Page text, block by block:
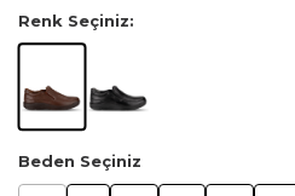
Renk Seçiniz:
Beden Seçiniz